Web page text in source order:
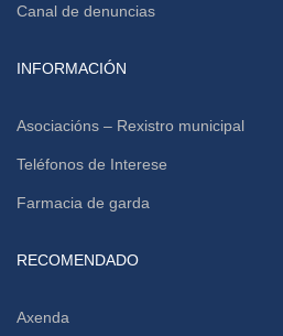
Canal de denuncias
INFORMACIÓN
Asociacións – Rexistro municipal
Teléfonos de Interese
Farmacia de garda
RECOMENDADO
Axenda